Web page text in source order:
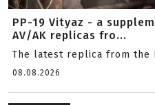
PP-19 Vityaz - a
AV/AK replicas fro...
The latest replica from the
08.08.2026